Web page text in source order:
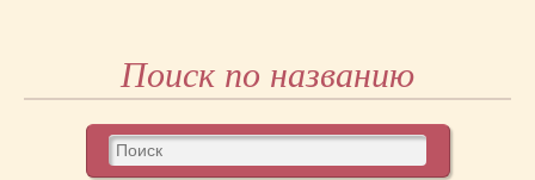
Поиск по названию